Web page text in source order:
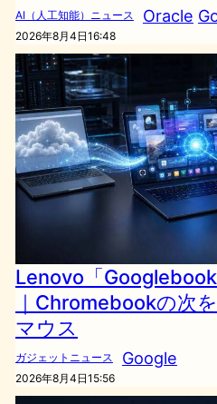
AI（人工知能）ニュース Oracle
2026年8月4日16:48
Lenovo「
｜Chromebookの次
マウス
ガジェットニュース Google
2026年8月4日15:56